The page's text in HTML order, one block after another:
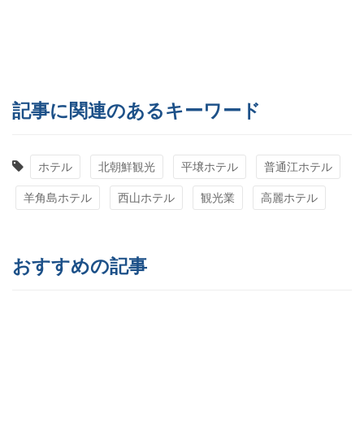
記事に関連のあるキーワード
ホテル 北朝鮮観光 平壌ホテル 普通江ホテル
羊角島ホテル 西山ホテル 観光業 高麗ホテル
おすすめの記事